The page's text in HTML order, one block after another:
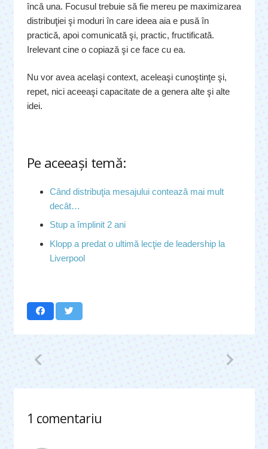
încă una. Focusul trebuie să fie mereu pe maximizarea
distribuţiei şi moduri în care ideea aia e pusă în
practică, apoi comunicată şi, practic, fructificată.
Irelevant cine o copiază şi ce face cu ea.
Nu vor avea acelaşi context, aceleaşi cunoştinţe şi,
repet, nici aceeaşi capacitate de a genera alte şi alte
idei.
Pe aceeaşi temă:
Când distribuţia mesajului contează mai mult
decât…
Stup a împlinit 2 ani
Klopp a predat o ultimă lecţie de leadership la
Liverpool
1 comentariu
.